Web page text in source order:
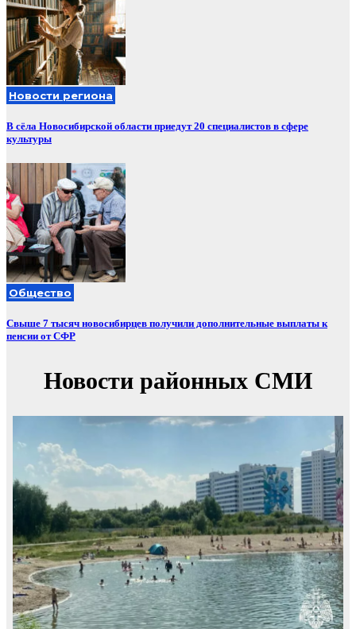
Новости региона
В сёла Новосибирской области приедут 20 специалистов в сфере
культуры
Общество
Свыше 7 тысяч новосибирцев получили дополнительные выплаты к
пенсии от СФР